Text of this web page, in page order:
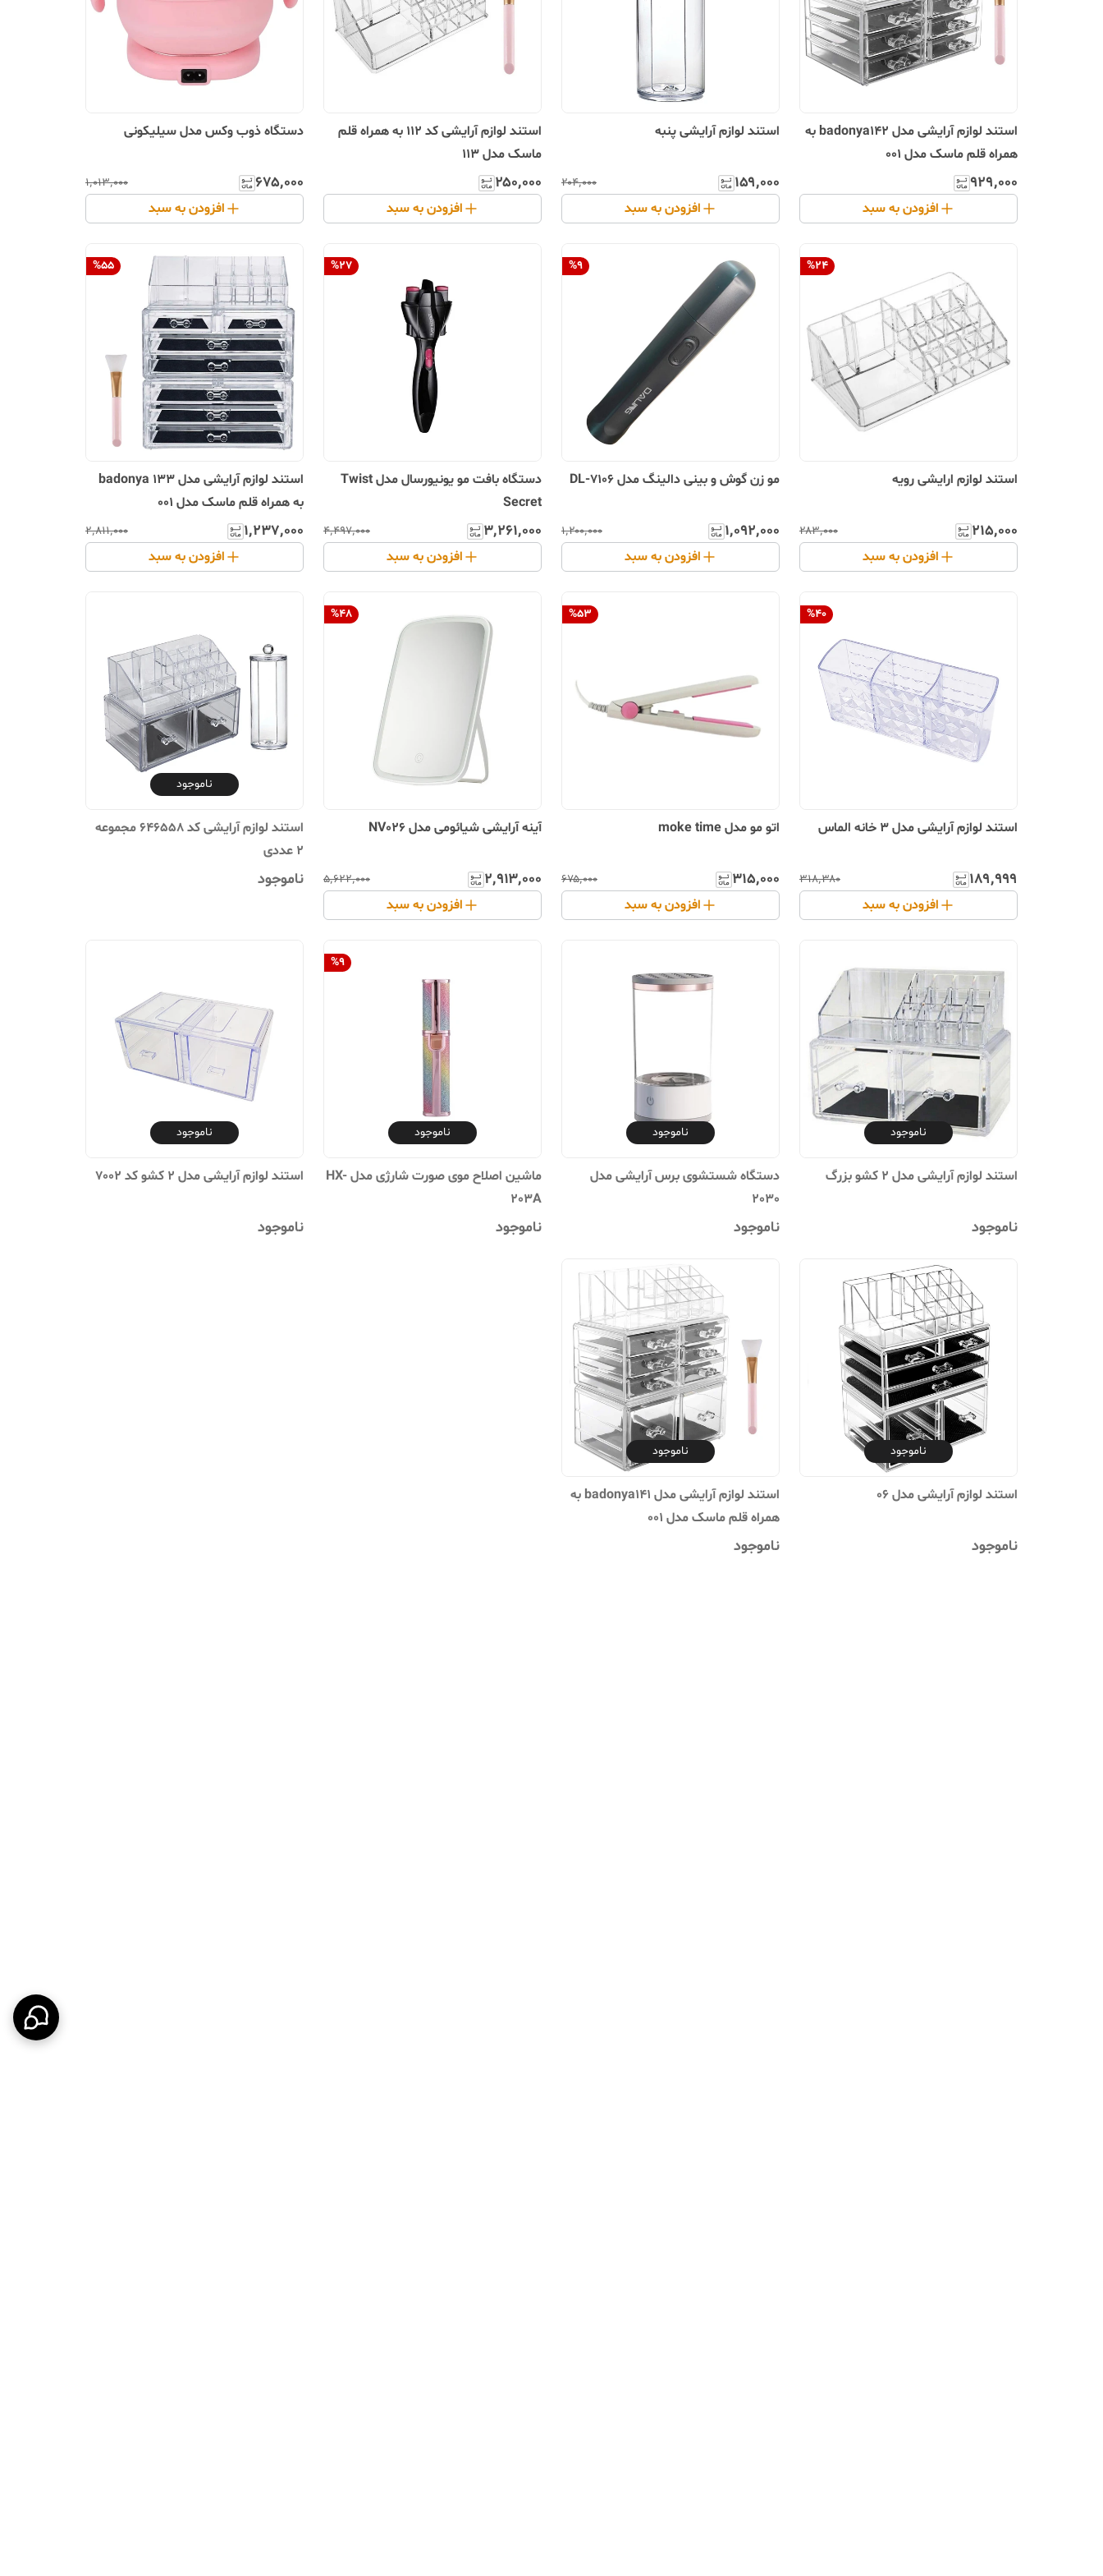
استند لوازم آرایشی مدل badonya142 به
همراه قلم ماسک مدل 001
۹۲۹٬۰۰۰
افزودن به سبد
استند لوازم آرایشی پنبه
۱۵۹٬۰۰۰ ۲۰۴٬۰۰۰
افزودن به سبد
استند لوازم آرایشی کد 112 به همراه قلم
ماسک مدل 113
۲۵۰٬۰۰۰
افزودن به سبد
دستگاه ذوب وکس مدل سیلیکونی
۶۷۵٬۰۰۰ ۱٬۰۱۳٬۰۰۰
افزودن به سبد
%24
استند لوازم ارایشی رویه
۲۱۵٬۰۰۰ ۲۸۳٬۰۰۰
افزودن به سبد
%9
مو زن گوش و بینی دالینگ مدل DL-7106
۱٬۰۹۲٬۰۰۰ ۱٬۲۰۰٬۰۰۰
افزودن به سبد
%27
دستگاه بافت مو یونیورسال مدل Twist
Secret
۳٬۲۶۱٬۰۰۰ ۴٬۴۹۷٬۰۰۰
افزودن به سبد
%55
استند لوازم آرایشی مدل badonya 133
به همراه قلم ماسک مدل 001
۱٬۲۳۷٬۰۰۰ ۲٬۸۱۱٬۰۰۰
افزودن به سبد
%40
استند لوازم آرایشی مدل 3 خانه الماس
۱۸۹٬۹۹۹ ۳۱۸٬۳۸۰
افزودن به سبد
%53
اتو مو مدل moke time
۳۱۵٬۰۰۰ ۶۷۵٬۰۰۰
افزودن به سبد
%48
آینه آرایشی شیائومی مدل NV026
۲٬۹۱۳٬۰۰۰ ۵٬۶۲۲٬۰۰۰
افزودن به سبد
ناموجود
استند لوازم آرایشی کد 646558 مجموعه
2 عددی
ناموجود
ناموجود
استند لوازم آرایشی مدل 2 کشو بزرگ
ناموجود
ناموجود
دستگاه شستشوی برس آرایشی مدل
2030
ناموجود
%9
ناموجود
ماشین اصلاح موی صورت شارژی مدل HX-
203A
ناموجود
ناموجود
استند لوازم آرایشی مدل 2 کشو کد 7002
ناموجود
ناموجود
استند لوازم آرایشی مدل 06
ناموجود
ناموجود
استند لوازم آرایشی مدل badonya141 به
همراه قلم ماسک مدل 001
ناموجود